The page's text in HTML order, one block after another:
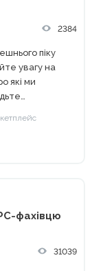
2384
піку
увагу на
які ми
фахівцю
31039